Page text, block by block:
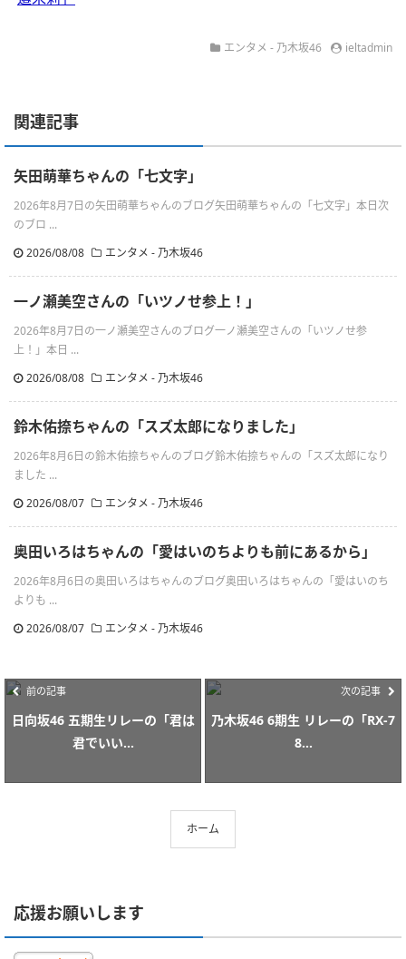
エンタメ - 乃木坂46 ieltadmin
関連記事
矢田萌華ちゃんの「七文字」
2026年8月7日の矢田萌華ちゃんのブログ矢田萌華ちゃんの「七文字」本日次
のブロ ...
2026/08/08
エンタメ - 乃木坂46
一ノ瀬美空さんの「いツノせ参上！」
2026年8月7日の一ノ瀬美空さんのブログ一ノ瀬美空さんの「いツノせ参
上！」本日 ...
2026/08/08
エンタメ - 乃木坂46
鈴木佑捺ちゃんの「スズ太郎になりました」
2026年8月6日の鈴木佑捺ちゃんのブログ鈴木佑捺ちゃんの「スズ太郎になり
ました ...
2026/08/07
エンタメ - 乃木坂46
奥田いろはちゃんの「愛はいのちよりも前にあるから」
2026年8月6日の奥田いろはちゃんのブログ奥田いろはちゃんの「愛はいのち
よりも ...
2026/08/07
エンタメ - 乃木坂46
前の記事
日向坂46 五期生リレーの「君は
君でいい...
次の記事
乃木坂46 6期生 リレーの「RX-7
8...
ホーム
応援お願いします